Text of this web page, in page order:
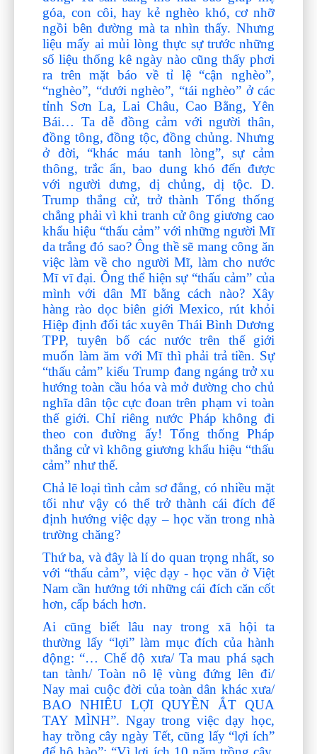
góa, con côi, hay kẻ nghèo khó, cơ nhỡ
ngồi bên đường mà ta nhìn thấy. Nhưng
liệu mấy ai mủi lòng thực sự trước những
số liệu thống kê ngày nào cũng thấy phơi
ra trên mặt báo về tỉ lệ “cận nghèo”,
“nghèo”, “dưới nghèo”, “tái nghèo” ở các
tỉnh Sơn La, Lai Châu, Cao Bằng, Yên
Bái… Ta dễ đồng cảm với người thân,
đồng tông, đồng tộc, đồng chủng. Nhưng
ở đời, “khác máu tanh lòng”, sự cảm
thông, trắc ẩn, bao dung khó đến được
với người dưng, dị chủng, dị tộc. D.
Trump thắng cử, trở thành Tổng thống
chẳng phải vì khi tranh cử ông giương cao
khẩu hiệu “thấu cảm” với những người Mĩ
da trắng đó sao? Ông thề sẽ mang công ăn
việc làm về cho người Mĩ, làm cho nước
Mĩ vĩ đại. Ông thể hiện sự “thấu cảm” của
mình với dân Mĩ bằng cách nào? Xây
hàng rào dọc biên giới Mexico, rút khỏi
Hiệp định đối tác xuyên Thái Bình Dương
TPP, tuyên bố các nước trên thế giới
muốn làm ăm với Mĩ thì phải trả tiền. Sự
“thấu cảm” kiểu Trump đang ngáng trở xu
hướng toàn cầu hóa và mở đường cho chủ
nghĩa dân tộc cực đoan trên phạm vi toàn
thế giới. Chỉ riêng nước Pháp không đi
theo con đường ấy! Tổng thống Pháp
thắng cử vì không giương khẩu hiệu “thấu
cảm” như thế.
Chả lẽ loại tình cảm sơ đẳng, có nhiều mặt
tối như vậy có thể trở thành cái đích để
định hướng việc dạy – học văn trong nhà
trường chăng?
Thứ ba, và đây là lí do quan trọng nhất, so
với “thấu cảm”, việc dạy - học văn ở Việt
Nam cần hướng tới những cái đích căn cốt
hơn, cấp bách hơn.
Ai cũng biết lâu nay trong xã hội ta
thường lấy “lợi” làm mục đích của hành
động: “… Chế độ xưa/ Ta mau phá sạch
tan tành/ Toàn nô lệ vùng đứng lên đi/
Nay mai cuộc đời của toàn dân khác xưa/
BAO NHIÊU LỢI QUYỀN ẮT QUA
TAY MÌNH”. Ngay trong việc dạy học,
hay trồng cây ngày Tết, cũng lấy “lợi ích”